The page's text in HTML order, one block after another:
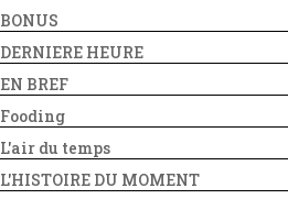
BONUS
DERNIERE HEURE
EN BREF
Fooding
L'air du temps
L'HISTOIRE DU MOMENT